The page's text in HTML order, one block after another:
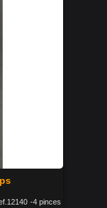
-4 pinces